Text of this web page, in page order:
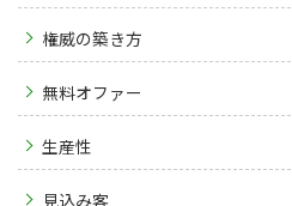
権威の築き方
無料オファー
生産性